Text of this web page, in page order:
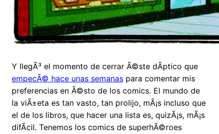
Y llegÃ³ el momento de cerrar Ã©ste dÃ­ptico que
empecÃ© hace unas semanas para comentar mis
preferencias en Ã©sto de los comics. El mundo de
la viÃ±eta es tan vasto, tan prolijo, mÃ¡s incluso que
el de los libros, que hacer una lista es, quizÃ¡s, mÃ¡s
difÃ­cil. Tenemos los comics de superhÃ©roes